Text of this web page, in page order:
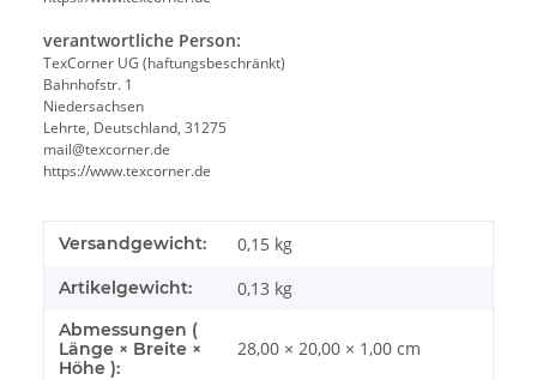
verantwortliche Person:
TexCorner UG (haftungsbeschränkt)
Bahnhofstr. 1
Niedersachsen
Lehrte, Deutschland, 31275
mail@texcorner.de
https://www.texcorner.de
Versandgewicht: 0,15 kg
Artikelgewicht: 0,13 kg
Abmessungen (
Länge × Breite ×
Höhe ):
28,00 × 20,00 × 1,00 cm